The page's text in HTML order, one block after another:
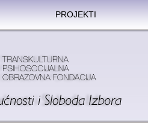
PROJEKTI